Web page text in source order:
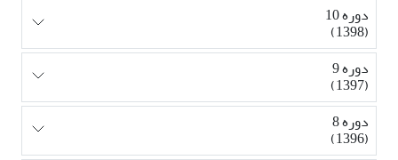
دوره 10
(1398)
دوره 9
(1397)
دوره 8
(1396)